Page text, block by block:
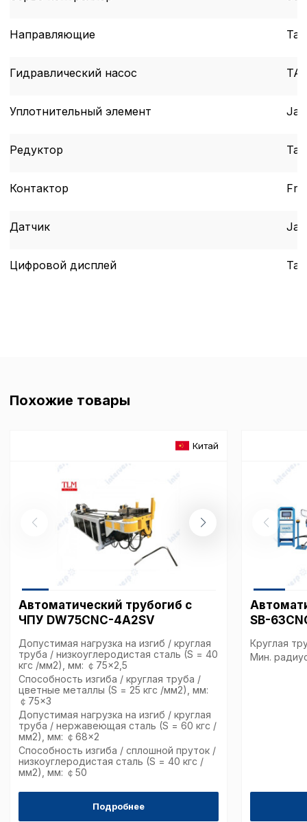
Направляющие
Гидравлический насос
Уплотнительный элемент
Редуктор
Контактор
Датчик
Цифровой дисплей
Похожие товары
Китай
Автоматический трубогиб с
ЧПУ DW75CNC-4A2SV
Допустимая нагрузка на изгиб / круглая
труба / низкоуглеродистая сталь (S = 40
кгс /мм2), мм: ￠75×2,5
Способность изгиба / круглая труба /
цветные металлы (S = 25 кгс /мм2), мм:
￠75×3
Допустимая нагрузка на изгиб / круглая
труба / нержавеющая сталь (S = 60 кгс /
мм2), мм: ￠68×2
Способность изгиба / сплошной пруток /
низкоуглеродистая сталь (S = 40 кгс /
мм2), мм: ￠50
Подробнее
SB-
Круглая
Мин.